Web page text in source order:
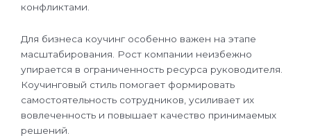
конфликтами.
Для бизнеса коучинг особенно важен на этапе
масштабирования. Рост компании неизбежно
упирается в ограниченность ресурса руководителя.
Коучинговый стиль помогает формировать
самостоятельность сотрудников, усиливает их
вовлеченность и повышает качество принимаемых
решений.